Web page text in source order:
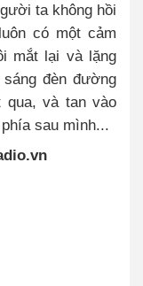
ta không hồi
có một cảm
mắt lại và lặng
đèn đường
và tan vào
sau mình...